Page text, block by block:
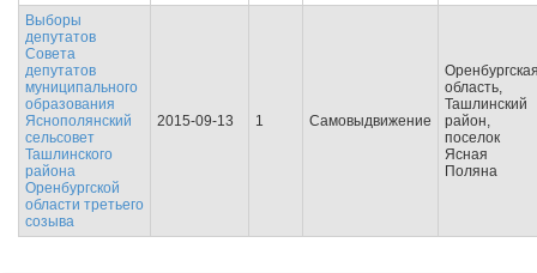
Выборы
депутатов
Совета
депутатов
муниципального
образования
Яснополянский
сельсовет
Ташлинского
района
Оренбургской
области третьего
созыва
2015-09-13 1 Самовыдвижение
область,
Ташлинский
район,
поселок
Ясная
Поляна